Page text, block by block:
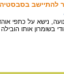
8 בדצמבר
בשומרון אותו